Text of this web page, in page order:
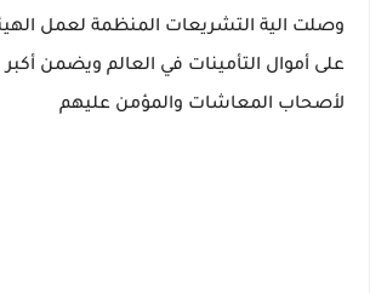
وصلت الية التشريعات المنظمة لعمل
على أموال التأمينات في العالم ويضمن
لأصحاب المعاشات والمؤمن عليهم